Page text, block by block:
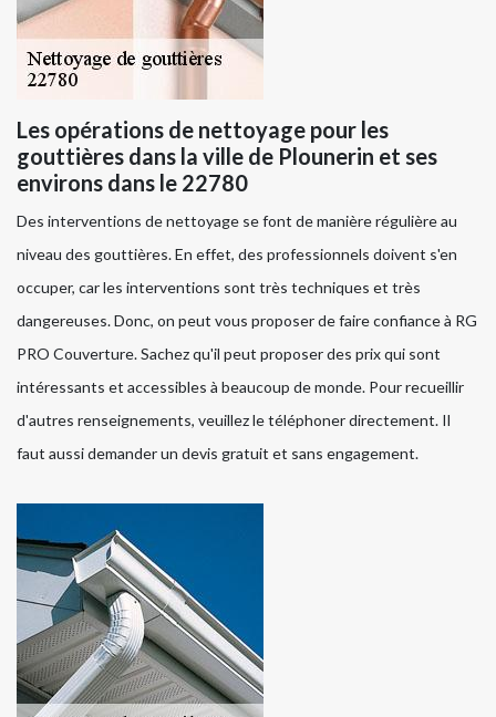
Les opérations de nettoyage pour les
gouttières dans la ville de Plounerin et ses
environs dans le 22780
Des interventions de nettoyage se font de manière régulière au
niveau des gouttières. En effet, des professionnels doivent s'en
occuper, car les interventions sont très techniques et très
dangereuses. Donc, on peut vous proposer de faire confiance à RG
PRO Couverture. Sachez qu'il peut proposer des prix qui sont
intéressants et accessibles à beaucoup de monde. Pour recueillir
d'autres renseignements, veuillez le téléphoner directement. Il
faut aussi demander un devis gratuit et sans engagement.